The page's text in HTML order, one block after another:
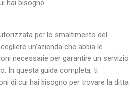
hai bisogno.
per lo smaltimento del
un’azienda che abbia le
necessarie per garantire un servizio
In questa guida completa, ti
di cui hai bisogno per trovare la ditta